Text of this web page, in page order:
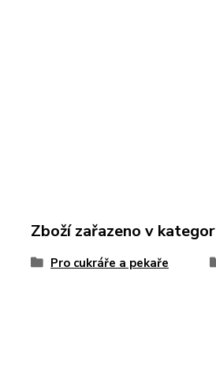
Zboží zařazeno v
Pro cukráře a pekaře